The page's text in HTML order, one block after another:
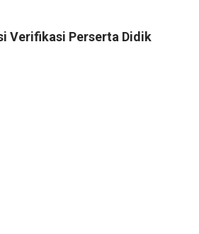
Verifikasi Perserta Didik